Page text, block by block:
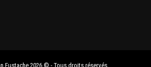
Eustache 2026 © - Tous droits réservés